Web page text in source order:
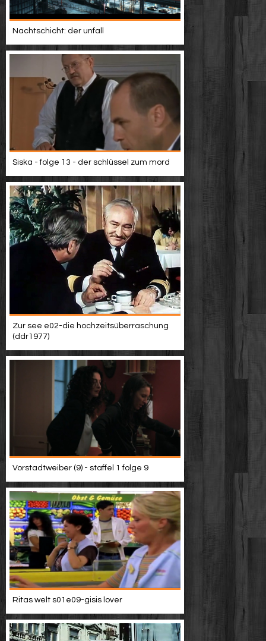
Nachtschicht: der unfall
Siska - folge 13 - der schlüssel zum mord
Zur see e02-die hochzeitsüberraschung
(ddr1977)
Vorstadtweiber (9) - staffel 1 folge 9
Ritas welt s01e09-gisis lover